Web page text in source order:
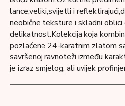
lance,veliki,svijetli i
neobične teksture i skladni oblici
delikatnost.Kolekcija koja
pozlaćene 24-karatnim zlatom
savršenoj ravnoteži između
je izraz smjelog, ali uvijek